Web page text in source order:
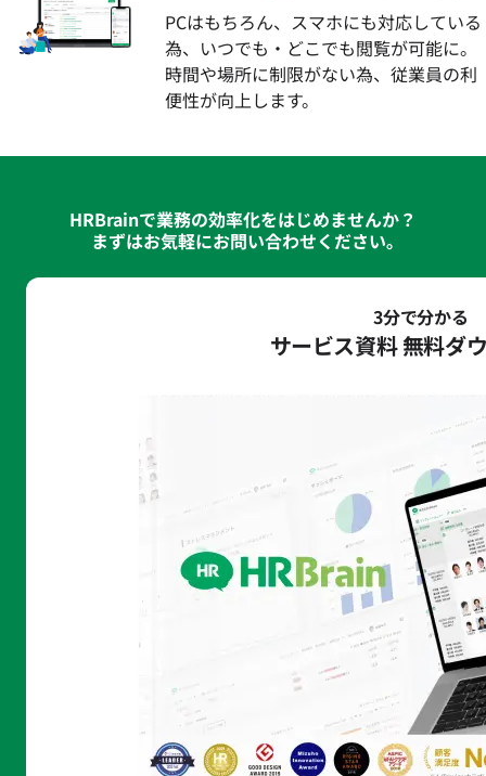
PCはもちろん、スマホにも対応している
為、いつでも・どこでも閲覧が可能に。
時間や場所に制限がない為、従業員の利
便性が向上します。
HRBrainで業務の効率化をはじめませんか？
まずはお気軽にお問い合わせください｡
3分で分かる
サービス資料 無料ダ